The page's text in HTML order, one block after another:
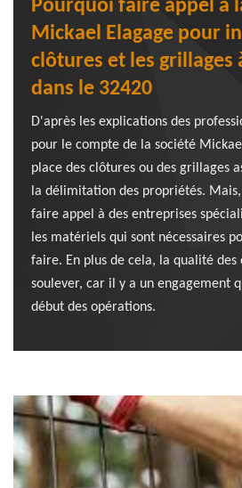
Pourquoi faire appel à
Mickael Elagage pour
clôtures et les grillages
dans le 32420
D'après les explications des
pour le compte de la société
place des clôtures ou des grillages
la délimitation des propriétés.
faire appel à des entreprises
les matériels qui sont nécessaires
faire. En plus de cela, la qualité des
soulever, car il y a un engagement
début des opérations.